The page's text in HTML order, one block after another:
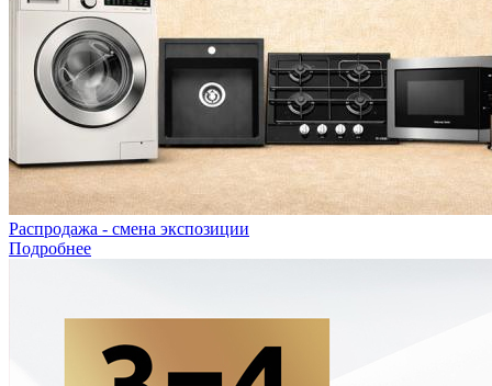
Распродажа - смена экспозиции
Подробнее